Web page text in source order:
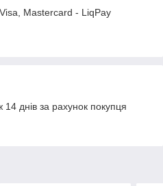
Mastercard - LiqPay
днів за рахунок покупця